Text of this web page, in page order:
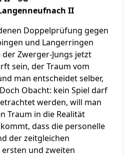
II
Doppelprüfung gegen
und Langerringen
Zwerger-Jungs jetzt
sein, der Traum vom
man entscheidet selber,
Obacht: kein Spiel darf
werden, will man
Traum in die Realität
dass die personelle
der zeitgleichen
und zweiten